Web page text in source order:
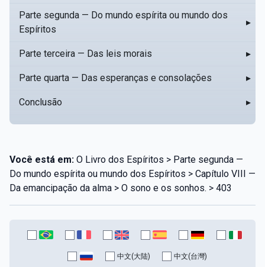
Parte segunda — Do mundo espírita ou mundo dos
Espíritos
▸
Parte terceira — Das leis morais ▸
Parte quarta — Das esperanças e consolações ▸
Conclusão ▸
Você está em: O Livro dos Espíritos > Parte segunda —
Do mundo espírita ou mundo dos Espíritos > Capítulo VIII —
Da emancipação da alma > O sono e os sonhos. > 403
中文(大陆) 中文(台灣)